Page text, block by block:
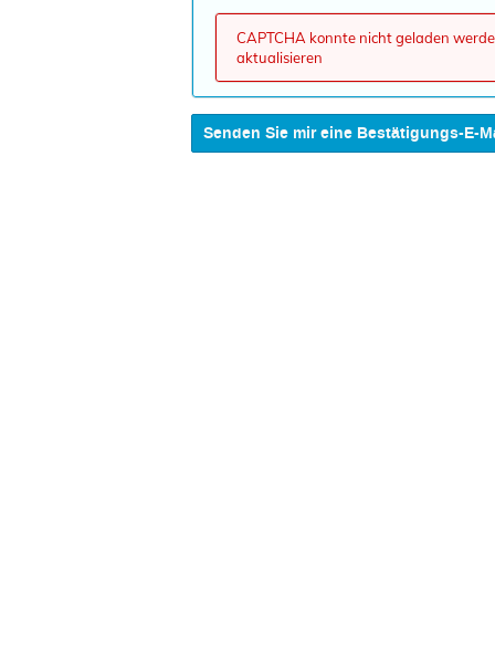
CAPTCHA konnte nicht geladen
aktualisieren